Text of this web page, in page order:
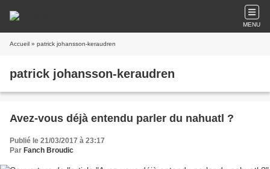
MENU
Accueil » patrick johansson-keraudren
patrick johansson-keraudren
Avez-vous déjà entendu parler du nahuatl ?
Publié le 21/03/2017 à 23:17
Par Fanch Broudic